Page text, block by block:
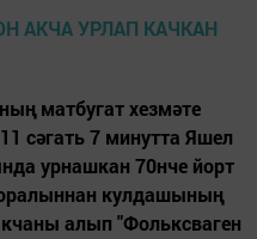
матбугат хезмәте
сәгать 7 минутта Яшел
урнашкан 70нче йорт
кулдашының
алып "Фольксваген